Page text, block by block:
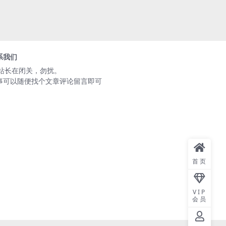
我们
在闭关，勿扰。
可以随便找个文章评论留言即可
首页
VIP
会员